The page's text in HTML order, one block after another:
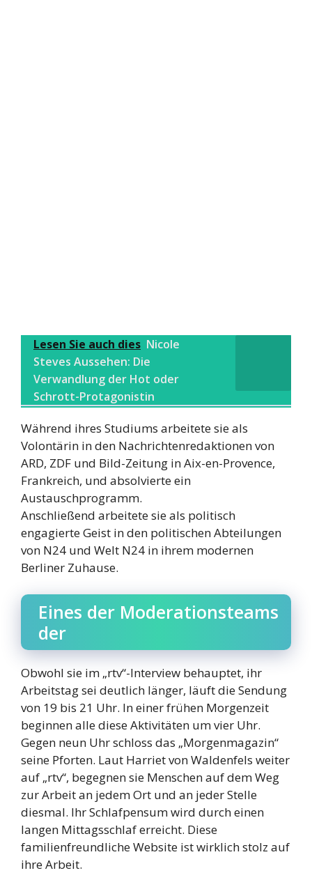
Lesen Sie auch dies Nicole
Steves Aussehen: Die
Verwandlung der Hot oder
Schrott-Protagonistin
Während ihres Studiums arbeitete sie als
Volontärin in den Nachrichtenredaktionen von
ARD, ZDF und Bild-Zeitung in Aix-en-Provence,
Frankreich, und absolvierte ein
Austauschprogramm.
Anschließend arbeitete sie als politisch
engagierte Geist in den politischen Abteilungen
von N24 und Welt N24 in ihrem modernen
Berliner Zuhause.
Eines der Moderationsteams
der
Obwohl sie im „rtv“-Interview behauptet, ihr
Arbeitstag sei deutlich länger, läuft die Sendung
von 19 bis 21 Uhr. In einer frühen Morgenzeit
beginnen alle diese Aktivitäten um vier Uhr.
Gegen neun Uhr schloss das „Morgenmagazin“
seine Pforten. Laut Harriet von Waldenfels weiter
auf „rtv“, begegnen sie Menschen auf dem Weg
zur Arbeit an jedem Ort und an jeder Stelle
diesmal. Ihr Schlafpensum wird durch einen
langen Mittagsschlaf erreicht. Diese
familienfreundliche Website ist wirklich stolz auf
ihre Arbeit.